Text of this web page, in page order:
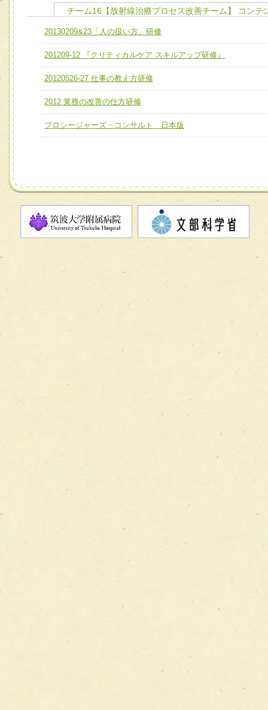
ユニット１ 医療人としての基礎能力
全人的医療を実践する医療人として、必要な基礎能力を身
ける
ユニット２ チーム医療構成力
必要に応じて柔軟に医療チームを組織し、強調できる
ユニット３ 多職種連携力
他職種の視点とスキルを学び、相互理解と連携を深める
チーム01【病院内横断的問題解決チーム】
チーム02【地域医療連携推進による高度医療を必要とする
宅患者等支援チーム】
チーム03【癌患者服薬サポートチーム】
チーム04【口腔ケアチーム】
チーム07【病院職員に対する院内感染対策教育チーム】
チーム08【地域関係機関と連携した小児リハビリテーショ
チーム】
チーム09【術前から始める周術期リハビリテーションチー
チーム10【包括的リハビリテーションコンサルテーション
チーム11【摂食・嚥下サポートチーム】
チーム16【放射線治療プロセス改善チーム】 コンテ
20130209&23「人の扱い方」研修
201209-12 『クリティカルケア スキルアップ研修』
20120526-27 仕事の教え方研修
2012 業務の改善の仕方研修
プロシージャーズ・コンサルト 日本版